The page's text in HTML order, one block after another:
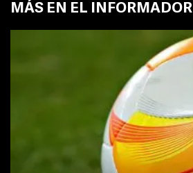
MÁS EN EL INFORMADOR